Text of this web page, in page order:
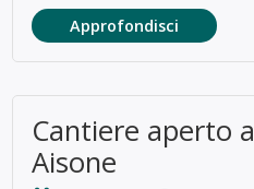
Approfondisci
Cantiere aperto
Aisone